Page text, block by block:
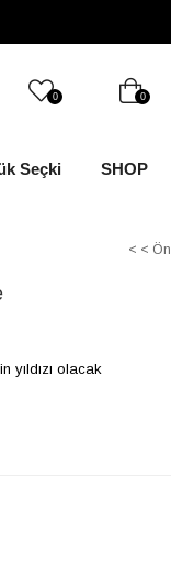
0 0
Seçki SHOP
< <
yıldızı olacak